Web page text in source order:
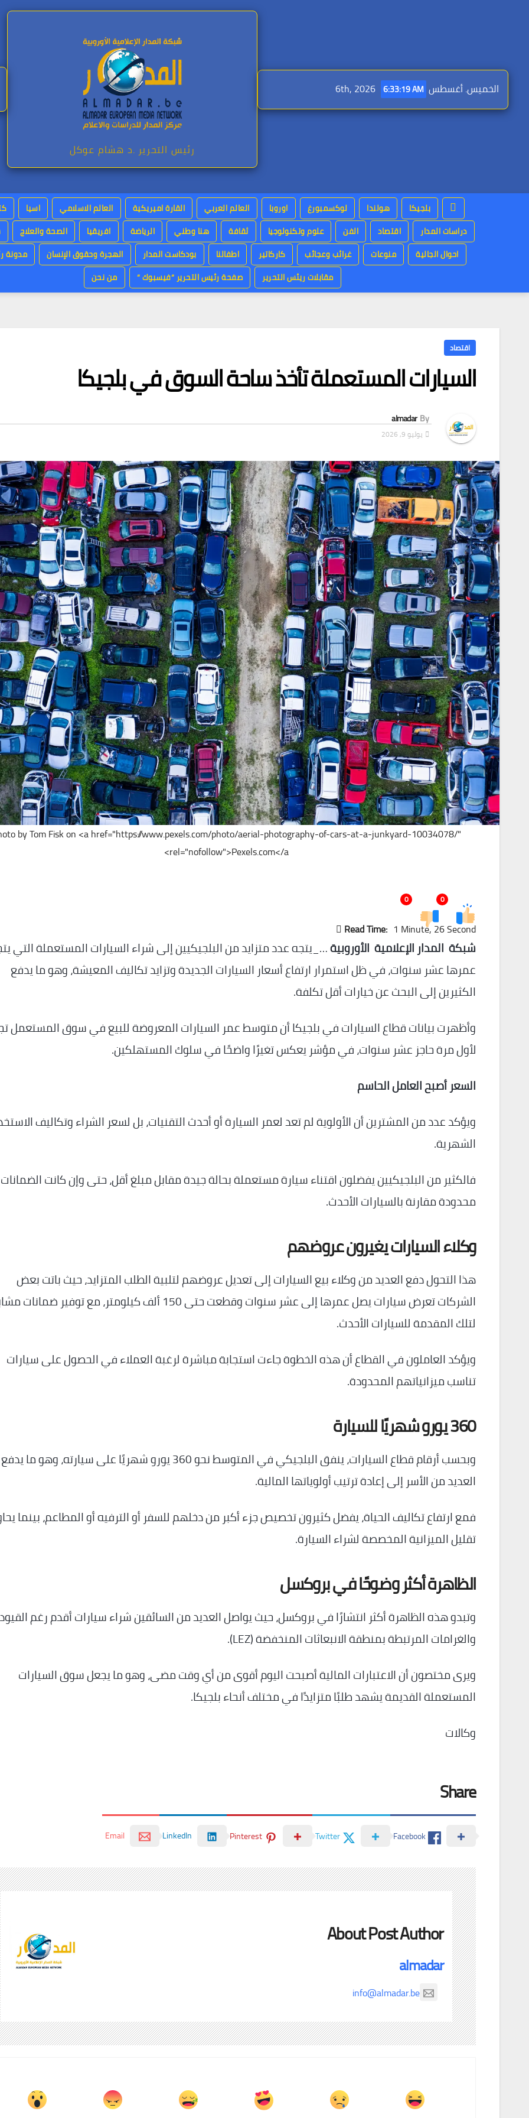
الخميس. أغسطس 6th, 2026 6:33:20 AM
رئيس التحرير .د هشام عوكل
بلجيكا هولندا لوكسمبورغ اوروبا العالم العربي القارة اميريكية العالم الاسلامي اسيا
دراسات المدار
اقتصاد الفن علوم وتكنولوجيا ثقافة هنا وطني الرياضة افريقيا الصحة والعلاج
احوال الجالية
منوعات غرائب وعجائب كاركاتير اطفالنا بودكاست المدار الهجرة وحقوق الإنسان
مدونة
مقابلات ريئس التحرير
صفحة رئيس التحرير “فيسبوك “ من نحن
اقتصاد
السيارات المستعملة تأخذ ساحة السوق في بلجيكا
By
almadar
يوليو 9, 2026
by Tom Fisk on <a href="https://www.pexels.com/photo/aerial-photography-of-cars-at-a-junkyard-10034078/"
rel="nofollow">Pexels.com</a>
0
0
Read Time: 1 Minute, 26 Second
شبكة المدار الإعلامية الأوروبية…_يتجه عدد متزايد من البلجيكيين إلى شراء السيارات المستعملة التي
عمرها عشر سنوات، في ظل استمرار ارتفاع أسعار السيارات الجديدة وتزايد تكاليف المعيشة، وهو ما يدفع
الكثيرين إلى البحث عن خيارات أقل تكلفة.
وأظهرت بيانات قطاع السيارات في بلجيكا أن متوسط عمر السيارات المعروضة للبيع في سوق المستعمل
لأول مرة حاجز عشر سنوات، في مؤشر يعكس تغيرًا واضحًا في سلوك المستهلكين.
السعر أصبح العامل الحاسم
ويؤكد عدد من المشترين أن الأولوية لم تعد لعمر السيارة أو أحدث التقنيات، بل لسعر الشراء وتكاليف
الشهرية.
فالكثير من البلجيكيين يفضلون اقتناء سيارة مستعملة بحالة جيدة مقابل مبلغ أقل، حتى وإن كانت الضمانات
محدودة مقارنة بالسيارات الأحدث.
وكلاء السيارات يغيرون عروضهم
هذا التحول دفع العديد من وكلاء بيع السيارات إلى تعديل عروضهم لتلبية الطلب المتزايد، حيث باتت بعض
الشركات تعرض سيارات يصل عمرها إلى عشر سنوات وقطعت حتى 150 ألف كيلومتر، مع توفير
لتلك المقدمة للسيارات الأحدث.
ويؤكد العاملون في القطاع أن هذه الخطوة جاءت استجابة مباشرة لرغبة العملاء في الحصول على سيارات
تناسب ميزانياتهم المحدودة.
360 يورو شهريًا للسيارة
وبحسب أرقام قطاع السيارات، ينفق البلجيكي في المتوسط نحو 360 يورو شهريًا على سيارته، وهو ما يدفع
العديد من الأسر إلى إعادة ترتيب أولوياتها المالية.
فمع ارتفاع تكاليف الحياة، يفضل كثيرون تخصيص جزء أكبر من دخلهم للسفر أو الترفيه أو المطاعم، بينما
تقليل الميزانية المخصصة لشراء السيارة.
الظاهرة أكثر وضوحًا في بروكسل
وتبدو هذه الظاهرة أكثر انتشارًا في بروكسل، حيث يواصل العديد من السائقين شراء سيارات أقدم رغم القيود
والغرامات المرتبطة بمنطقة الانبعاثات المنخفضة (LEZ).
ويرى مختصون أن الاعتبارات المالية أصبحت اليوم أقوى من أي وقت مضى، وهو ما يجعل سوق السيارات
المستعملة القديمة يشهد طلبًا متزايدًا في مختلف أنحاء بلجيكا.
وكالات
Share
Facebook
Twitter
Pinterest
LinkedIn
Email
About Post Author
almadar
info@almadar.be